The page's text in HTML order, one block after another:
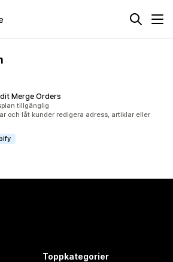
Merge Orders
tillgänglig
och låt kunder redigera adress, artiklar eller
Toppkategorier